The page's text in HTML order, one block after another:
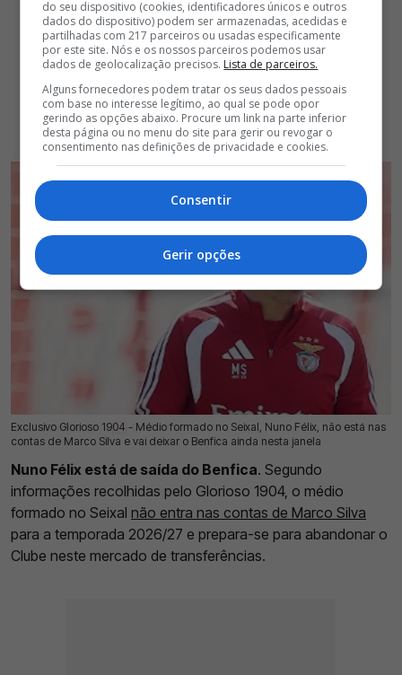
Exclusivo Glorioso 1904 - Médio formado no Seixal, Nuno Félix, não está nas
contas de Marco Silva e vai deixar o Benfica ainda nesta janela
10 Jul 2026 | 03:00 | 0
Nuno Félix está de saída do Benfica. Segundo
informações recolhidas pelo Glorioso 1904, o médio
formado no Seixal não entra nas contas de Marco Silva
para a temporada 2026/27 e prepara-se para abandonar o
Clube neste mercado de transferências.
do seu dispositivo (cookies, identificadores únicos e outros
dados do dispositivo) podem ser armazenadas, acedidas e
partilhadas com 217 parceiros ou usadas especificamente
por este site. Nós e os nossos parceiros podemos usar
dados de geolocalização precisos. Lista de parceiros.
Alguns fornecedores podem tratar os seus dados pessoais
com base no interesse legítimo, ao qual se pode opor
gerindo as opções abaixo. Procure um link na parte inferior
desta página ou no menu do site para gerir ou revogar o
consentimento nas definições de privacidade e cookies.
Consentir
Gerir opções